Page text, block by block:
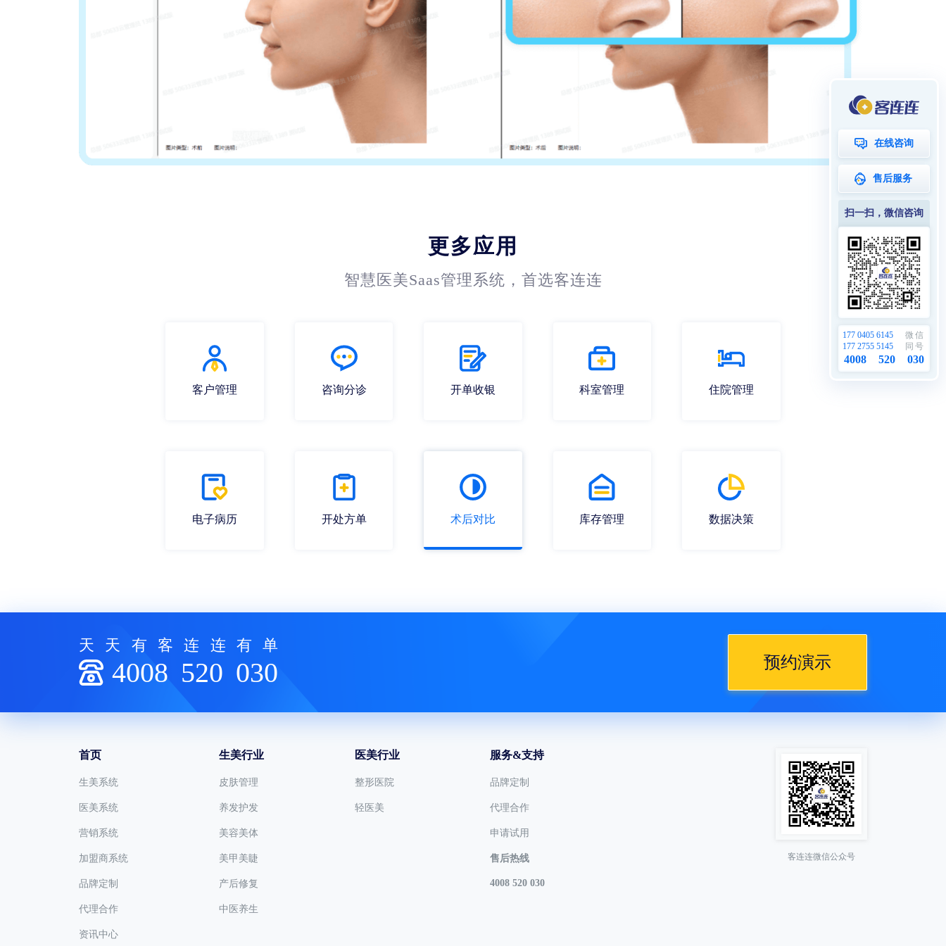
在线咨询
售后服务
扫一扫，微信咨询
177 0405 6145
177 2755 5145
微信
同号
4008 520 030
更多应用
智慧医美Saas管理系统，首选客连连
客户管理 咨询分诊 开单收银 科室管理 住院管理
电子病历 开处方单 术后对比 库存管理 数据决策
天天有客连连有单
4008 520 030 预约演示
首页
生美系统
医美系统
营销系统
加盟商系统
品牌定制
代理合作
资讯中心
生美行业
皮肤管理
养发护发
美容美体
美甲美睫
产后修复
中医养生
医美行业
整形医院
轻医美
服务&支持
品牌定制
代理合作
申请试用
售后热线
4008 520 030
客连连微信公众号